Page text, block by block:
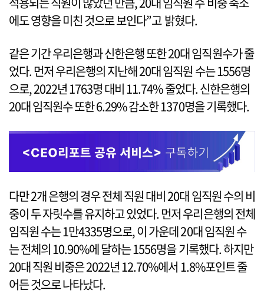
에도 영향을 미친 것으로 보인다”고 밝혔다.
같은 기간 우리은행과 신한은행 또한 20대 임직원수가 줄
었다. 먼저 우리은행의 지난해 20대 임직원 수는 1556명
으로, 2022년 1763명 대비 11.74% 줄었다. 신한은행의
20대 임직원수 또한 6.29% 감소한 1370명을 기록했다.
다만 2개 은행의 경우 전체 직원 대비 20대 임직원 수의 비
중이 두 자릿수를 유지하고 있었다. 먼저 우리은행의 전체
임직원 수는 1만4335명으로, 이 가운데 20대 임직원 수
는 전체의 10.90%에 달하는 1556명을 기록했다. 하지만
20대 직원 비중은 2022년 12.70%에서 1.8%포인트 줄
어든 것으로 나타났다.